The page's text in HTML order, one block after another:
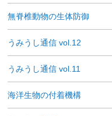
無脊椎動物の生体防御
うみうし通信 vol.12
うみうし通信 vol.11
海洋生物の付着機構